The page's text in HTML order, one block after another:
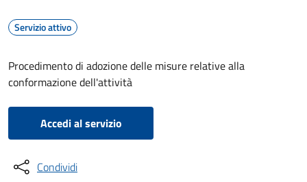
Servizio attivo
Procedimento di adozione delle misure relative alla
conformazione dell'attività
Accedi al servizio
Condividi